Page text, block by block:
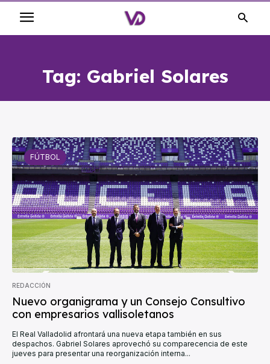
Tag: Gabriel Solares
FÚTBOL
REDACCIÓN
Nuevo organigrama y un Consejo Consultivo
con empresarios vallisoletanos
El Real Valladolid afrontará una nueva etapa también en sus
despachos. Gabriel Solares aprovechó su comparecencia de este
jueves para presentar una reorganización interna...